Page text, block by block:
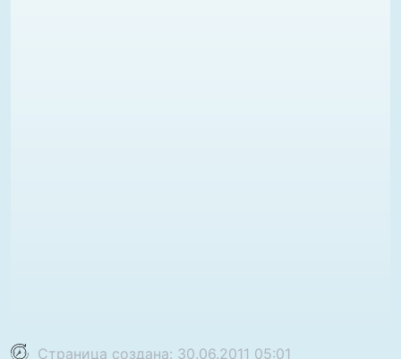
Страница создана: 30.06.2011 05:01